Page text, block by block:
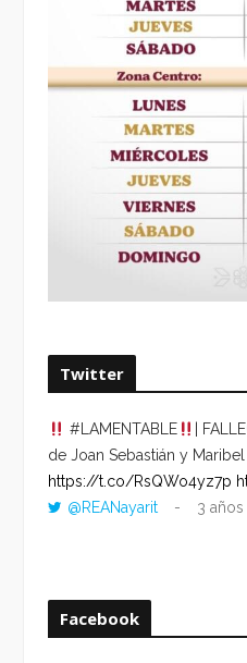
Twitter
#LAMENTABLE
|
de Joan Sebastián y Maribel
https://t.co/RsQWo4yz7p
@REANayarit
3
Facebook